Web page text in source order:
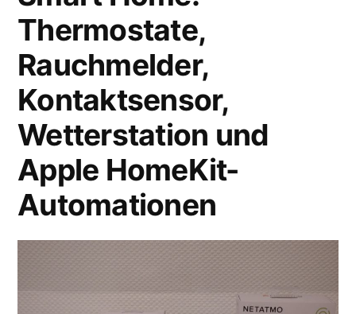
Thermostate,
Rauchmelder,
Kontaktsensor,
Wetterstation und
Apple HomeKit-
Automationen